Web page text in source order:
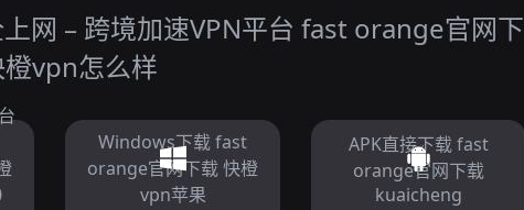
网 – 跨境加速VPN平台 fast orange官网下
vpn怎么样
Windows下载 fast
orange官网下载 快橙
vpn苹果
APK直接下载 fast
orange官网下载
kuaicheng